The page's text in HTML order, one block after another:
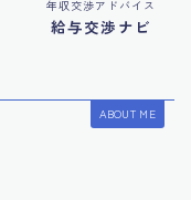
年収交渉アドバイス
給与交渉ナビ
ABOUT ME